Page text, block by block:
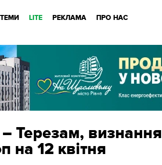
ТЕМИ LITE РЕКЛАМА ПРО НАС
– Терезам,
на 12 квітня